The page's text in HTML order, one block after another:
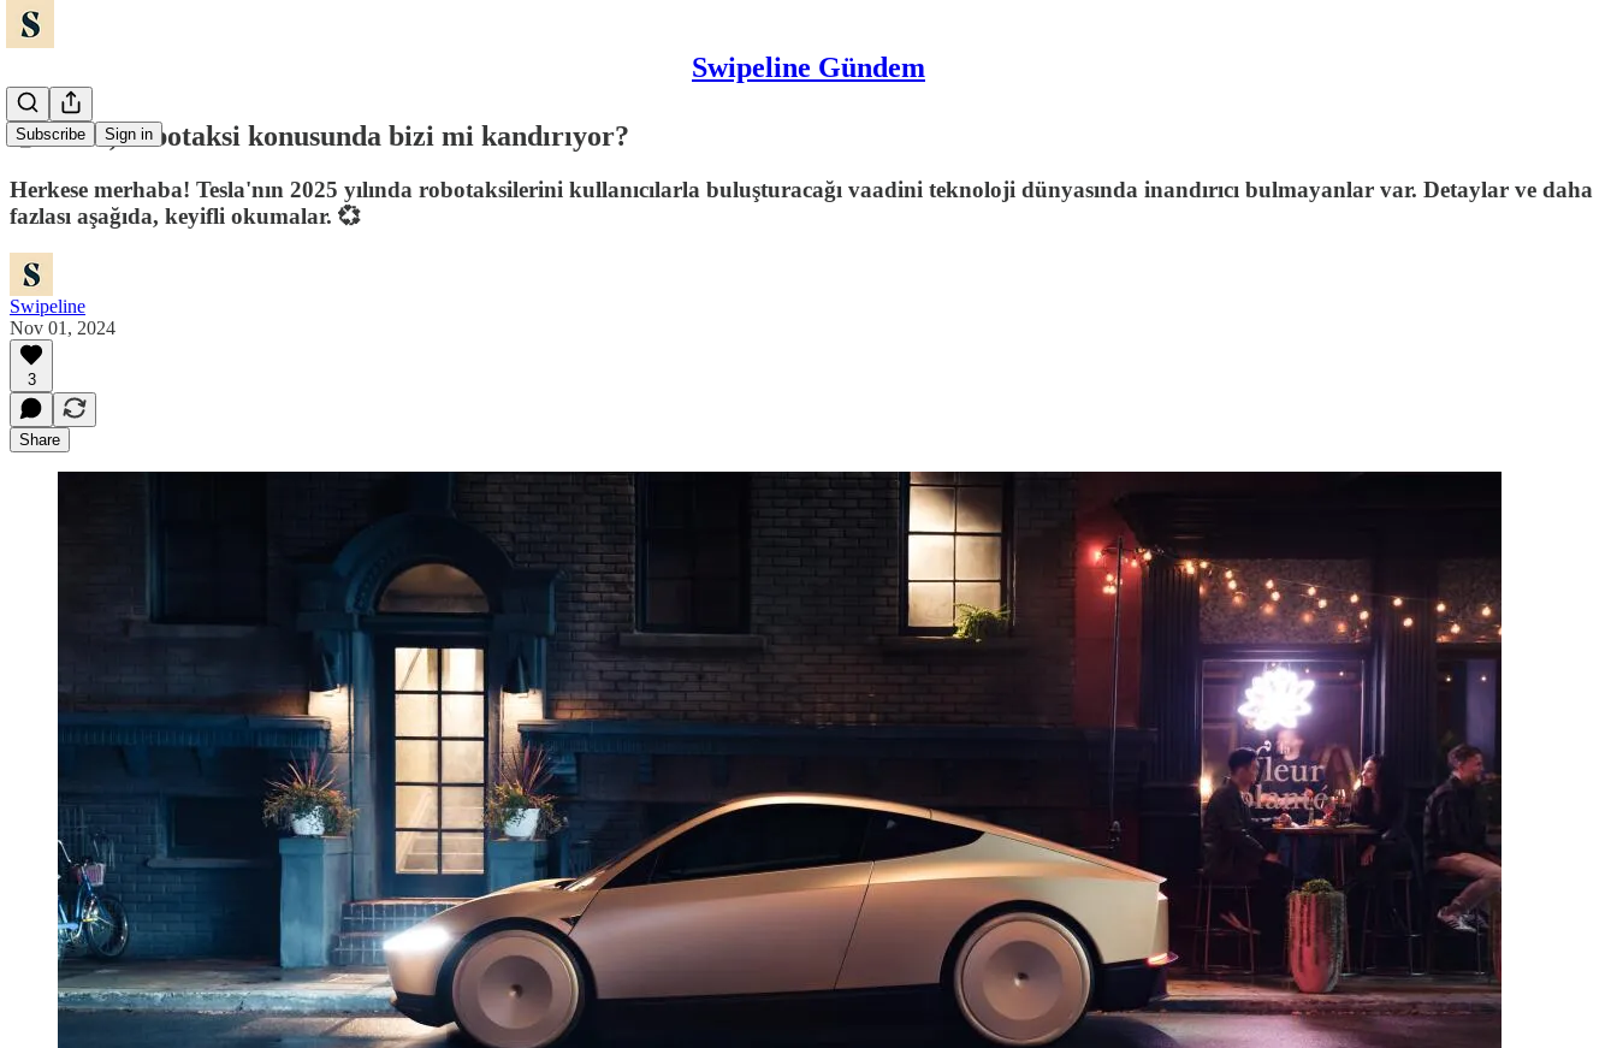
Swipeline Gündem
Subscribe Sign in
🤥 Tesla, robotaksi konusunda bizi mi kandırıyor?
Herkese merhaba! Tesla'nın 2025 yılında robotaksilerini kullanıcılarla buluşturacağı vaadini teknoloji dünyasında inandırıcı bulmayanlar var. Detaylar ve daha
fazlası aşağıda, keyifli okumalar. 💞
Swipeline
Nov 01, 2024
3
Share